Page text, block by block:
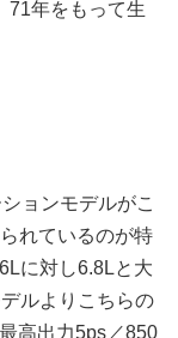
71年をもって生
ョンモデルがこ
れているのが特
に対し6.8Lと大
ルよりこちらの
高出力5ps／850